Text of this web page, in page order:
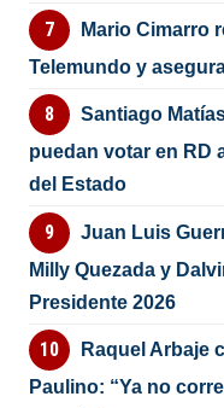
Mario Cimarro
Telemundo y
Santiago
puedan votar en RD
del Estado
Juan Luis
Milly Quezada y
Presidente 2026
Raquel Arbaje
Paulino: “Ya no